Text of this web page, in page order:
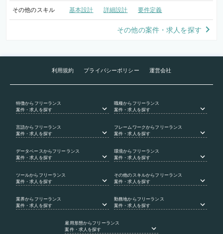
その他のスキル 基本設計 詳細設計 要件定義
その他の案件・求人を探す
利用規約 プライバシーポリシー 運営会社
特徴からフリーランス
案件・求人を探す
職種からフリーランス
案件・求人を探す
言語からフリーランス
案件・求人を探す
フレームワークからフリーランス
案件・求人を探す
データベース からフリーランス
案件・求人を探す
環境からフリーランス
案件・求人を探す
ツールからフリーランス
案件・求人を探す
その他のスキルからフリーランス
案件・求人を探す
業界からフリーランス
案件・求人を探す
勤務地からフリーランス
案件・求人を探す
雇用形態からフリーランス
案件・求人を探す